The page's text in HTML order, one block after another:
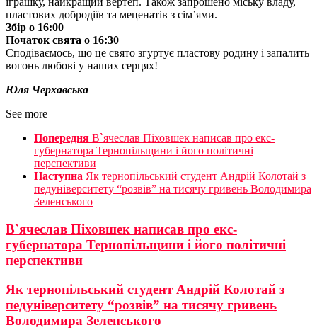
пластових добродіїв та меценатів з сім’ями.
Збір о 16:00
Початок свята о 16:30
Сподіваємось, що це свято згуртує пластову родину і запалить
вогонь любові у наших серцях!
Юля Черхавська
See more
Попередня В`ячеслав Піховшек написав про екс-
губернатора Тернопільщини і його політичні
перспективи
Наступна Як тернопільський студент Андрій Колотай з
педуніверситету “розвів” на тисячу гривень Володимира
Зеленського
В`ячеслав Піховшек написав про екс-
губернатора Тернопільщини і його політичні
перспективи
Як тернопільський студент Андрій Колотай з
педуніверситету “розвів” на тисячу гривень
Володимира Зеленського